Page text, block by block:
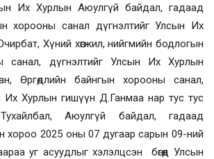
Их Хурлын Аюулгүй байдал, гадаад
хорооны санал дүгнэлтийг Улсын Их
Хүний хөгжил, нийгмийн бодлогын
санал, дүгнэлтийг Улсын Их Хурлын
Өргөдлийн байнгын хорооны санал,
Их Хурлын гишүүн Д.Ганмаа нар тус тус
Тухайлбал, Аюулгүй байдал, гадаад
хороо 2025 оны 07 дугаар сарын 09-ний
уг асуудлыг хэлэлцсэн бөгөөд Улсын